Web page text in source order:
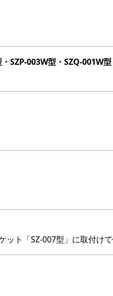
SZP-003W型・SZQ-001W
ト「SZ-007型」に取付けて